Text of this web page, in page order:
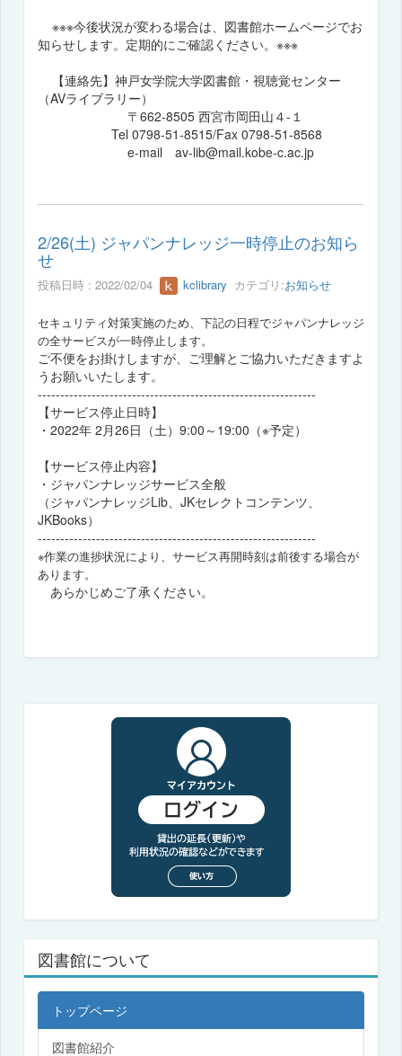
※※※今後状況が変わる場合は、図書館ホームページでお
知らせします。定期的にご確認ください。※※※
【連絡先】神戸女学院大学図書館・視聴覚センター
（AVライブラリー）
〒662-8505 西宮市岡田山４-１
Tel 0798-51-8515/Fax 0798-51-8568
e-mail av-lib@mail.kobe-c.ac.jp
2/26(土) ジャパンナレッジ一時停止のお知ら
せ
投稿日時 : 2022/02/04 kclibrary カテゴリ:お知らせ
セキュリティ対策実施のため、下記の日程でジャパンナレッジ
の全サービスが一時停止します。
ご不便をお掛けしますが、ご理解とご協力いただきますよ
うお願いいたします。
--------------------------------------------------------------
【サービス停止日時】
・2022年 2月26日（土）9:00～19:00（※予定）
【サービス停止内容】
・ジャパンナレッジサービス全般
（ジャパンナレッジLib、JKセレクトコンテンツ、
JKBooks）
--------------------------------------------------------------
※作業の進捗状況により、サービス再開時刻は前後する場合が
あります。
あらかじめご了承ください。
図書館について
トップページ
図書館紹介